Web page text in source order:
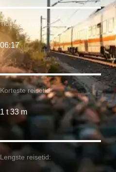
Korteste reisetid:
1 t 33 m
Tidligste avgang:
06:17
Lengste reisetid: